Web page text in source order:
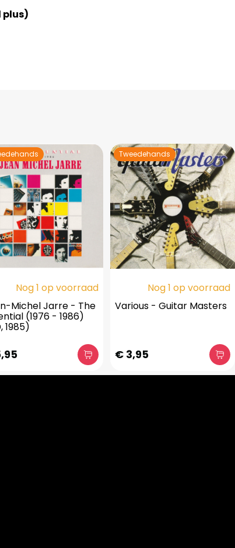
plus)
Nog 1 op voorraad
Michel Jarre - The
(1976 - 1986)
1985)
Tweedehands
Nog 1 op voorraad
Various - Guitar Masters
€ 3,95